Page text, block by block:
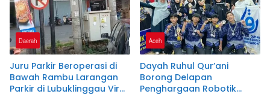
Daerah
Juru Parkir Beroperasi di
Bawah Rambu Larangan
Parkir di Lubuklinggau Viral,
Aceh
Dayah Ruhul Qur’ani
Borong Delapan
Penghargaan Robotik